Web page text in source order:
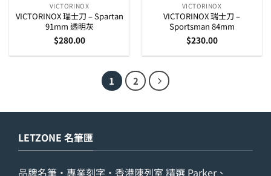
VICTORINOX
VICTORINOX 瑞士刀 – Spartan
91mm 透明灰
$280.00
VICTORINOX
VICTORINOX 瑞士刀 –
Sportsman 84mm
$230.00
1 2
LETZONE 名筆匯
品牌名筆・專業刻字・香港陳列室 精選 Parker、